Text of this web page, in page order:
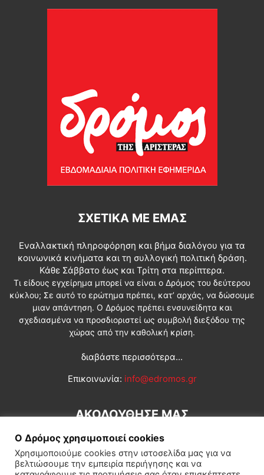
ΣΧΕΤΙΚΆ ΜΕ ΕΜΆΣ
Εναλλακτική πληροφόρηση και βήμα διαλόγου για τα
κοινωνικά κινήματα και τη συλλογική πολιτική δράση.
Κάθε Σάββατο έως και Τρίτη στα περίπτερα.
Τι είδους εγχείρημα μπορεί να είναι ο Δρόμος του δεύτερου
κύκλου; Σε αυτό το ερώτημα πρέπει, κατ’ αρχάς, να δώσουμε
μιαν απάντηση. Ο Δρόμος πρέπει ενσυνείδητα και
σχεδιασμένα να προσδιοριστεί ως συμβολή διεξόδου της
χώρας από την καθολική κρίση.
διαβάστε περισσότερα...
Επικοινωνία: info@edromos.gr
ΑΚΟΛΟΥΘΗΣΕ ΜΑΣ
Ο Δρόμος χρησιμοποιεί cookies
Χρησιμοποιούμε cookies στην ιστοσελίδα μας για να
βελτιώσουμε την εμπειρία περιήγησης και να